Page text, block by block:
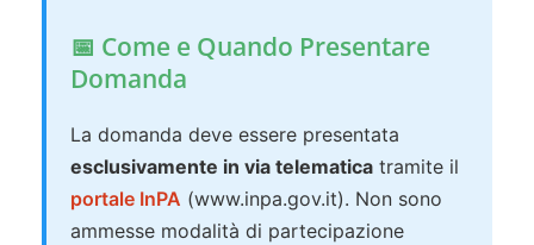
📅 Come e Quando Presentare
Domanda
La domanda deve essere presentata
esclusivamente in via telematica tramite il
portale InPA (www.inpa.gov.it). Non sono
ammesse modalità di partecipazione